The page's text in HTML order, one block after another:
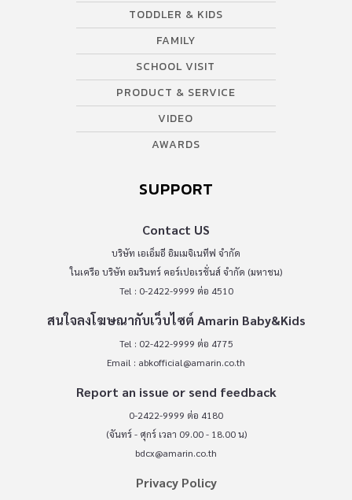
TODDLER & KIDS
FAMILY
SCHOOL VISIT
PRODUCT & SERVICE
VIDEO
AWARDS
SUPPORT
Contact US
บริษัท เอเอ็มอี อิมเมจิเนทีฟ จำกัด
ในเครือ บริษัท อมรินทร์ คอร์เปอเรชั่นส์ จำกัด (มหาชน)
Tel : 0-2422-9999 ต่อ 4510
สนใจลงโฆษณากับเว็บไซต์ Amarin Baby&Kids
Tel : 02-422-9999 ต่อ 4775
Email : abkofficial@amarin.co.th
Report an issue or send feedback
0-2422-9999 ต่อ 4180
(จันทร์ - ศุกร์ เวลา 09.00 - 18.00 น)
bdcx@amarin.co.th
Privacy Policy